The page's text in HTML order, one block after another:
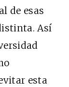
de esas
Así
esta